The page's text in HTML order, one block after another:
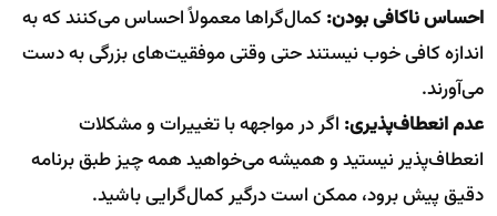
احساس ناکافی بودن:کمال‌گراها معمولاً احساس می‌کنند که به
اندازه کافی خوب نیستند حتی وقتی موفقیت‌های بزرگی به دست
می‌آورند.
عدم انعطاف‌پذیری: اگر در مواجهه با تغییرات و مشکلات
انعطاف‌پذیر نیستید و همیشه می‌خواهید همه چیز طبق برنامه
دقیق پیش برود، ممکن است درگیر کمال‌گرایی باشید.